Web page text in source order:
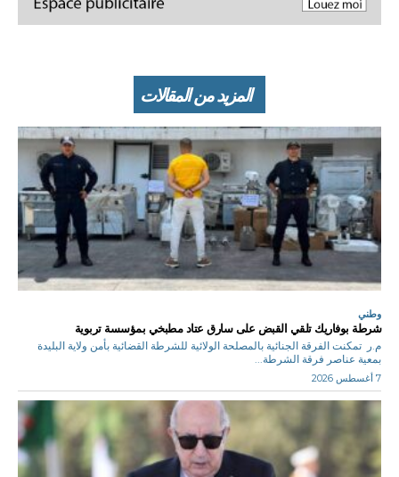
المزيد من المقالات
وطني
شرطة بوفاريك تلقي القبض على سارق عتاد مطبخي بمؤسسة تربوية
م.ر تمكنت الفرقة الجنائية بالمصلحة الولائية للشرطة القضائية بأمن ولاية البليدة
بمعية عناصر فرقة الشرطة...
7 أغسطس 2026